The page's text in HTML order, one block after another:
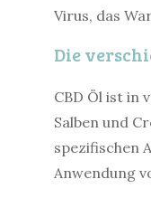
Virus, das
Die
CBD Öl ist in
Salben und
spezifischen
Anwendung